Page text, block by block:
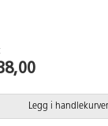
Legg i